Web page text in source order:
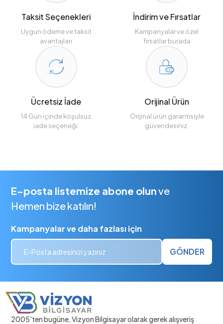
Taksit Seçenekleri
Uygun ödeme ve taksit
avantajları
İndirim ve Fırsatlar
Kampanyalar ve özel
fırsatlar burada
Ücretsiz İade
14 Gün içinde koşulsuz
iade seçeneği.
Orijinal Ürün
Orijinal ürün garantisiyle
güvendesiniz.
E-posta listemize abone olunve
Hemen bize katılın!
Kampanyalar ve daha fazlası için
GÖNDER
2005'ten bugüne, Vizyon Bilgisayar olarak gerek alışveriş